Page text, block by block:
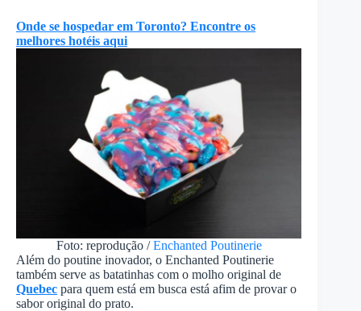
Onde se hospedar em Toronto? Encontre os
melhores hotéis aqui
Foto: reprodução /Enchanted Poutinerie
Além do poutine inovador, o Enchanted Poutinerie
também serve as batatinhas com o molho original de
Quebec para quem está em busca está afim de provar o
sabor original do prato.